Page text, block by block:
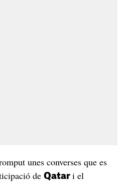
unes converses que es
de Qatar i el